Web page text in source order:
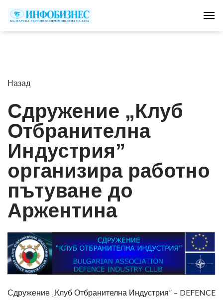
Назад
Сдружение „Клуб
Отбранителна
Индустрия”
организира работно
пътуване до
Аржентина
Сдружение „Клуб Отбранителна Индустрия” – DEFENCE